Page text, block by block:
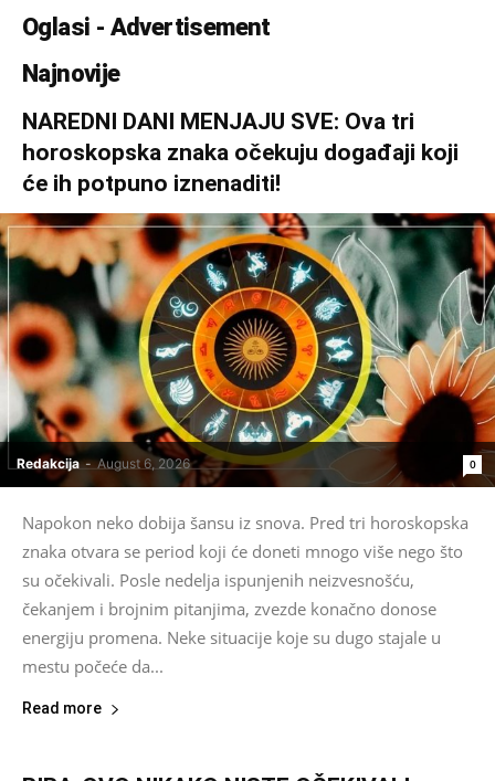
Oglasi - Advertisement
Najnovije
NAREDNI DANI MENJAJU SVE: Ova tri
horoskopska znaka očekuju događaji koji
će ih potpuno iznenaditi!
Redakcija - August 6, 2026 0
Napokon neko dobija šansu iz snova. Pred tri horoskopska
znaka otvara se period koji će doneti mnogo više nego što
su očekivali. Posle nedelja ispunjenih neizvesnošću,
čekanjem i brojnim pitanjima, zvezde konačno donose
energiju promena. Neke situacije koje su dugo stajale u
mestu počeće da...
Read more